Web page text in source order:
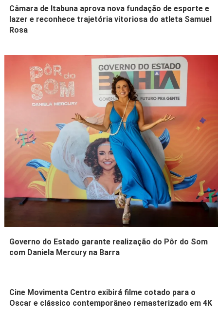
Câmara de Itabuna aprova nova fundação de esporte e
lazer e reconhece trajetória vitoriosa do atleta Samuel
Rosa
Governo do Estado garante realização do Pôr do Som
com Daniela Mercury na Barra
Cine Movimenta Centro exibirá filme cotado para o
Oscar e clássico contemporâneo remasterizado em 4K